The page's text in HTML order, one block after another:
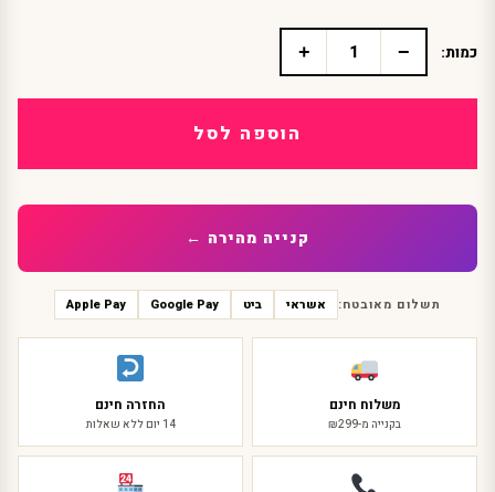
כמות
תחפושת
לנשים
:
כל
ומחמיא
כמות: −
+
הוספה לסל
קנייה מהירה ←
תשלום מאובטח: אשראי ביט Google Pay
Apple Pay
משלוח חינם
בקנייה מ-₪299
החזרה חינם
14 יום ללא שאלות